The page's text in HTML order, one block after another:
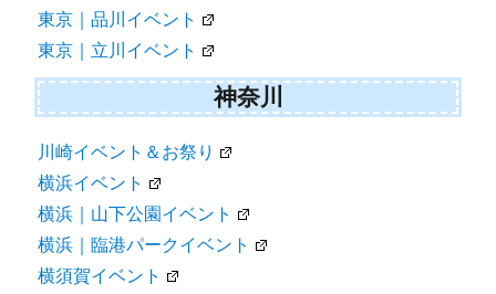
東京｜品川イベント
東京｜立川イベント
神奈川
川崎イベント＆お祭り
横浜イベント
横浜｜山下公園イベント
横浜｜臨港パークイベント
横須賀イベント